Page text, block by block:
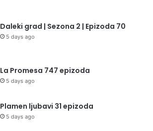
Daleki grad | Sezona 2 | Epizoda 70
5 days ago
La Promesa 747 epizoda
5 days ago
Plamen ljubavi 31 epizoda
5 days ago